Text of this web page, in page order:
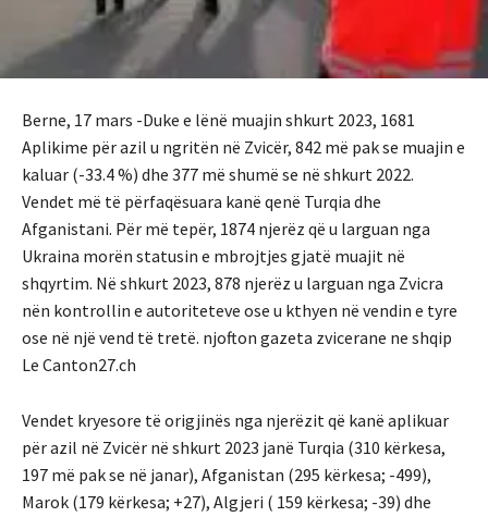
Berne, 17 mars -Duke e lënë muajin shkurt 2023, 1681
Aplikime për azil u ngritën në Zvicër, 842 më pak se muajin e
kaluar (-33.4 %) dhe 377 më shumë se në shkurt 2022.
Vendet më të përfaqësuara kanë qenë Turqia dhe
Afganistani. Për më tepër, 1874 njerëz që u larguan nga
Ukraina morën statusin e mbrojtjes gjatë muajit në
shqyrtim. Në shkurt 2023, 878 njerëz u larguan nga Zvicra
nën kontrollin e autoriteteve ose u kthyen në vendin e tyre
ose në një vend të tretë. njofton gazeta zvicerane ne shqip
Le Canton27.ch
Vendet kryesore të origjinës nga njerëzit që kanë aplikuar
për azil në Zvicër në shkurt 2023 janë Turqia (310 kërkesa,
197 më pak se në janar), Afganistan (295 kërkesa; -499),
Marok (179 kërkesa; +27), Algjeri ( 159 kërkesa; -39) dhe